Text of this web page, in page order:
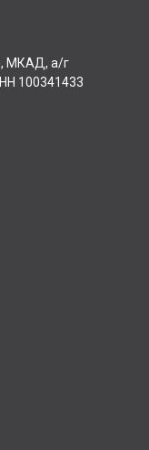
МКАД, а/г
100341433